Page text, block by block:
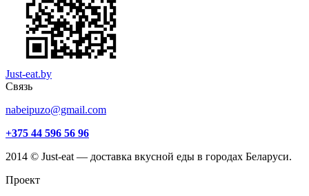
Just-eat.by
Связь
nabeipuzo@gmail.com
+375 44 596 56 96
2014 © Just-eat — доставка вкусной еды в городах Беларуси.
Проект